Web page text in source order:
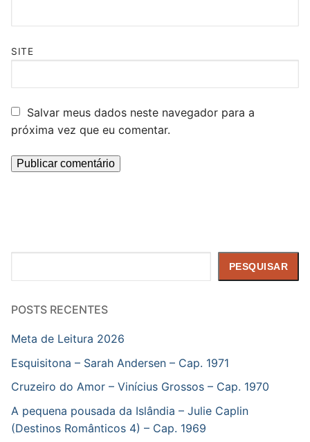
SITE
Salvar meus dados neste navegador para a
próxima vez que eu comentar.
PESQUISAR
POSTS RECENTES
Meta de Leitura 2026
Esquisitona – Sarah Andersen – Cap. 1971
Cruzeiro do Amor – Vinícius Grossos – Cap. 1970
A pequena pousada da Islândia – Julie Caplin
(Destinos Românticos 4) – Cap. 1969